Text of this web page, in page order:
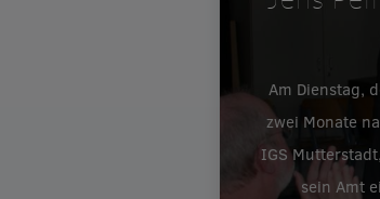
Am Dienstag,
zwei Monate
IGS
sein Amt